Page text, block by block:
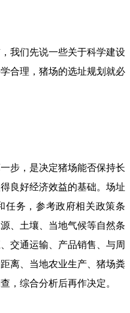
们先说一些关于科学建设
合理，猪场的选址规划就必
，是决定猪场能否保持长
良好经济效益的基础。场址
任务，参考政府相关政策条
、土壤、当地气候等自然条
交通运输、产品销售、与周
离、当地农业生产、猪场粪
，综合分析后再作决定。